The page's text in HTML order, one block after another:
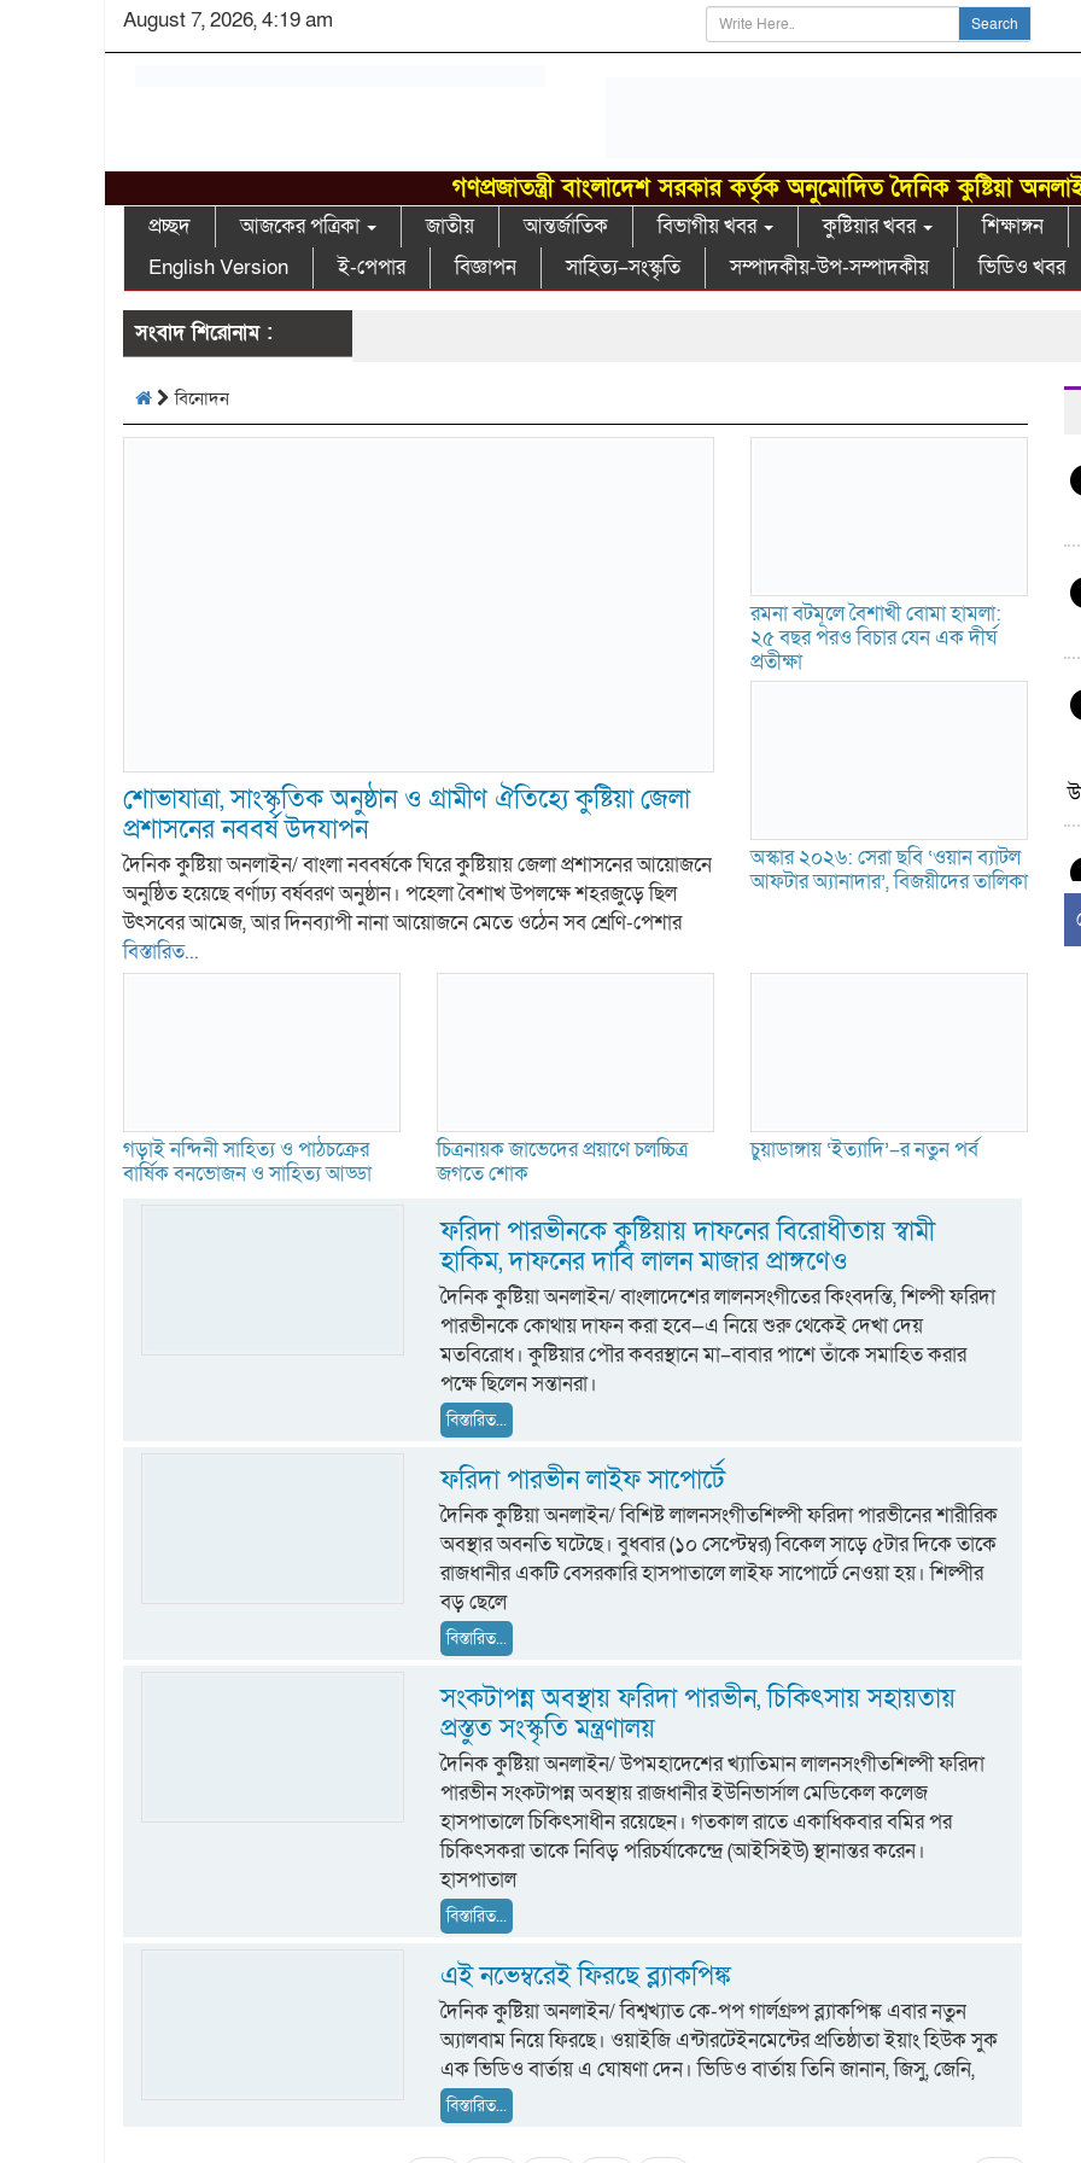
August 7, 2026, 4:19 am Search
গণপ্রজাতন্ত্রী বাংলাদেশ সরকার কর্তৃক অনুমোদিত দৈনিক কুষ্টিয়া
প্রচ্ছদ আজকের পত্রিকা জাতীয় আন্তর্জাতিক বিভাগীয় খবর কুষ্টিয়ার খবর শিক্ষাঙ্গন
English Version
ই-পেপার বিজ্ঞাপন সাহিত্য–সংস্কৃতি সম্পাদকীয়-উপ-সম্পাদকীয় ভিডিও খবর
সংবাদ শিরোনাম :
বিনোদন
শোভাযাত্রা, সাংস্কৃতিক অনুষ্ঠান ও গ্রামীণ ঐতিহ্যে কুষ্টিয়া জেলা
প্রশাসনের নববর্ষ উদযাপন
দৈনিক কুষ্টিয়া অনলাইন/ বাংলা নববর্ষকে ঘিরে কুষ্টিয়ায় জেলা প্রশাসনের আয়োজনে
অনুষ্ঠিত হয়েছে বর্ণাঢ্য বর্ষবরণ অনুষ্ঠান। পহেলা বৈশাখ উপলক্ষে শহরজুড়ে ছিল
উৎসবের আমেজ, আর দিনব্যাপী নানা আয়োজনে মেতে ওঠেন সব শ্রেণি-পেশার
বিস্তারিত...
রমনা বটমূলে বৈশাখী বোমা হামলা:
২৫ বছর পরও বিচার যেন এক দীর্ঘ
প্রতীক্ষা
অস্কার ২০২৬: সেরা ছবি ‘ওয়ান ব্যাটল
আফটার অ্যানাদার’, বিজয়ীদের তালিকা
গড়াই নন্দিনী সাহিত্য ও পাঠচক্রের
বার্ষিক বনভোজন ও সাহিত্য আড্ডা
চিত্রনায়ক জাভেদের প্রয়াণে চলচ্চিত্র
জগতে শোক
চুয়াডাঙ্গায় ‘ইত্যাদি’–র নতুন পর্ব
ফরিদা পারভীনকে কুষ্টিয়ায় দাফনের বিরোধীতায় স্বামী
হাকিম, দাফনের দাবি লালন মাজার প্রাঙ্গণেও
দৈনিক কুষ্টিয়া অনলাইন/ বাংলাদেশের লালনসংগীতের কিংবদন্তি, শিল্পী ফরিদা
পারভীনকে কোথায় দাফন করা হবে—এ নিয়ে শুরু থেকেই দেখা দেয়
মতবিরোধ। কুষ্টিয়ার পৌর কবরস্থানে মা–বাবার পাশে তাঁকে সমাহিত করার
পক্ষে ছিলেন সন্তানরা।
বিস্তারিত...
ফরিদা পারভীন লাইফ সাপোর্টে
দৈনিক কুষ্টিয়া অনলাইন/ বিশিষ্ট লালনসংগীতশিল্পী ফরিদা পারভীনের শারীরিক
অবস্থার অবনতি ঘটেছে। বুধবার (১০ সেপ্টেম্বর) বিকেল সাড়ে ৫টার দিকে তাকে
রাজধানীর একটি বেসরকারি হাসপাতালে লাইফ সাপোর্টে নেওয়া হয়। শিল্পীর
বড় ছেলে
বিস্তারিত...
সংকটাপন্ন অবস্থায় ফরিদা পারভীন, চিকিৎসায় সহায়তায়
প্রস্তুত সংস্কৃতি মন্ত্রণালয়
দৈনিক কুষ্টিয়া অনলাইন/ উপমহাদেশের খ্যাতিমান লালনসংগীতশিল্পী ফরিদা
পারভীন সংকটাপন্ন অবস্থায় রাজধানীর ইউনিভার্সাল মেডিকেল কলেজ
হাসপাতালে চিকিৎসাধীন রয়েছেন। গতকাল রাতে একাধিকবার বমির পর
চিকিৎসকরা তাকে নিবিড় পরিচর্যাকেন্দ্রে (আইসিইউ) স্থানান্তর করেন।
হাসপাতাল
বিস্তারিত...
এই নভেম্বরেই ফিরছে ব্ল্যাকপিঙ্ক
দৈনিক কুষ্টিয়া অনলাইন/ বিশ্বখ্যাত কে-পপ গার্লগ্রুপ ব্ল্যাকপিঙ্ক এবার নতুন
অ্যালবাম নিয়ে ফিরছে। ওয়াইজি এন্টারটেইনমেন্টের প্রতিষ্ঠাতা ইয়াং হিউক সুক
এক ভিডিও বার্তায় এ ঘোষণা দেন। ভিডিও বার্তায় তিনি জানান, জিসু, জেনি,
বিস্তারিত...